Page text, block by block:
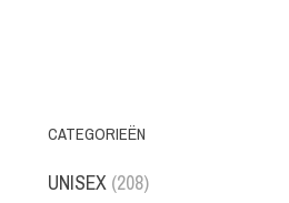
CATEGORIEËN
UNISEX (208)